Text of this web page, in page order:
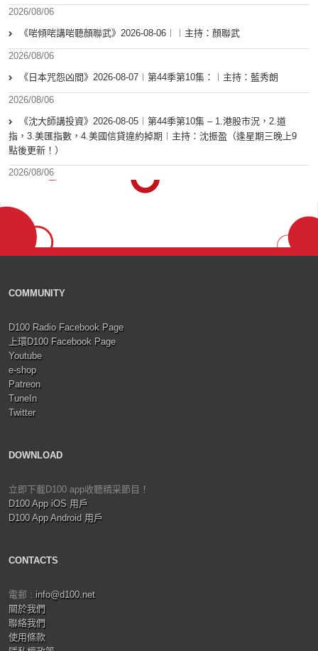
2026/08/06
《啱傾啱講啱聽顏聯武》2026-08-06︱︱主持：顏聯武
2026/08/06
《日本咒怨凶間》2026-08-07︱第44季第10集：︱主持：藍秀朗
2026/08/06
《沈大師講投資》2026-08-05︱第44季第10集 – 1.港股市況，2.道
指，3.美匯指數，4.美國信貸違約掉期︱主持：沈振盈（逢星期三晚上9
點後更新！）
2026/08/06
COMMUNITY
D100 Radio Facebook Page
上環D100 Facebook Page
Youtube
e-shop
Patreon
TuneIn
Twitter
DOWNLOAD
立即下載D100 app收聽精采節目！
D100 App iOS 用戶
D100 App Android 用戶
CONTACTS
電郵 : info@d100.net
關於我們
聯絡我們
使用條款